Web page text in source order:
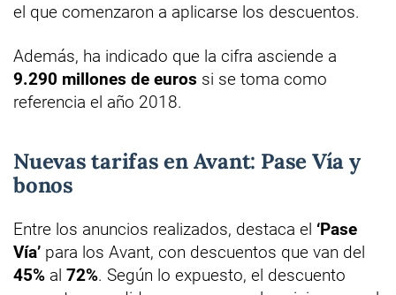
el que comenzaron a aplicarse los descuentos.
Además, ha indicado que la cifra asciende a
9.290 millones de euros si se toma como
referencia el año 2018.
Nuevas tarifas en Avant: Pase Vía y
bonos
Entre los anuncios realizados, destaca el ‘Pase
Vía’ para los Avant, con descuentos que van del
45% al 72%. Según lo expuesto, el descuento